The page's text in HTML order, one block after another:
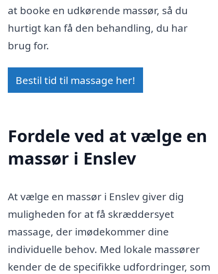
at booke en udkørende massør, så du
hurtigt kan få den behandling, du har
brug for.
Bestil tid til massage her!
Fordele ved at vælge en
massør i Enslev
At vælge en massør i Enslev giver dig
muligheden for at få skræddersyet
massage, der imødekommer dine
individuelle behov. Med lokale massører
kender de de specifikke udfordringer, som